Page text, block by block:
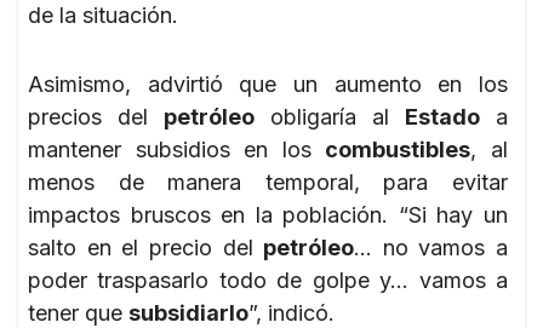
de la situación.
Asimismo, advirtió que un aumento en los
precios del petróleo obligaría al Estado a
mantener subsidios en los combustibles, al
menos de manera temporal, para evitar
impactos bruscos en la población. “Si hay un
salto en el precio del petróleo… no vamos a
poder traspasarlo todo de golpe y… vamos a
tener que subsidiarlo”, indicó.